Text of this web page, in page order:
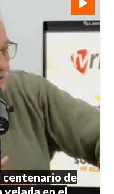
centenario de
velada en el